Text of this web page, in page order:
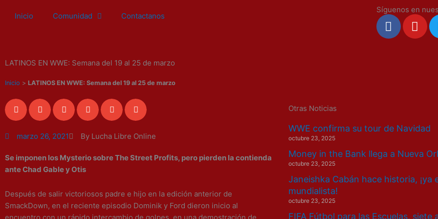
Inicio Comunidad Contactanos
Síguenos en
F
a
Y
o
LATINOS EN WWE: Semana del 19 al 25 de marzo
Inicio > LATINOS EN WWE: Semana del 19 al 25 de marzo
marzo 26, 2021 By Lucha Libre Online
Se imponen los Mysterio sobre The Street Profits, pero pierden la contienda
ante Chad Gable y Otis
Después de salir victoriosos padre e hijo en la edición anterior de
SmackDown, en el reciente episodio Dominik y Ford dieron inicio al
Otras Noticias
WWE confirma su tour de Navidad
octubre 23, 2025
Money in the Bank llega a Nueva
octubre 23, 2025
Janeishka Cabán hace historia, ¡ya
mundialista!
octubre 23, 2025
FIFA Fútbol para las Escuelas, siete